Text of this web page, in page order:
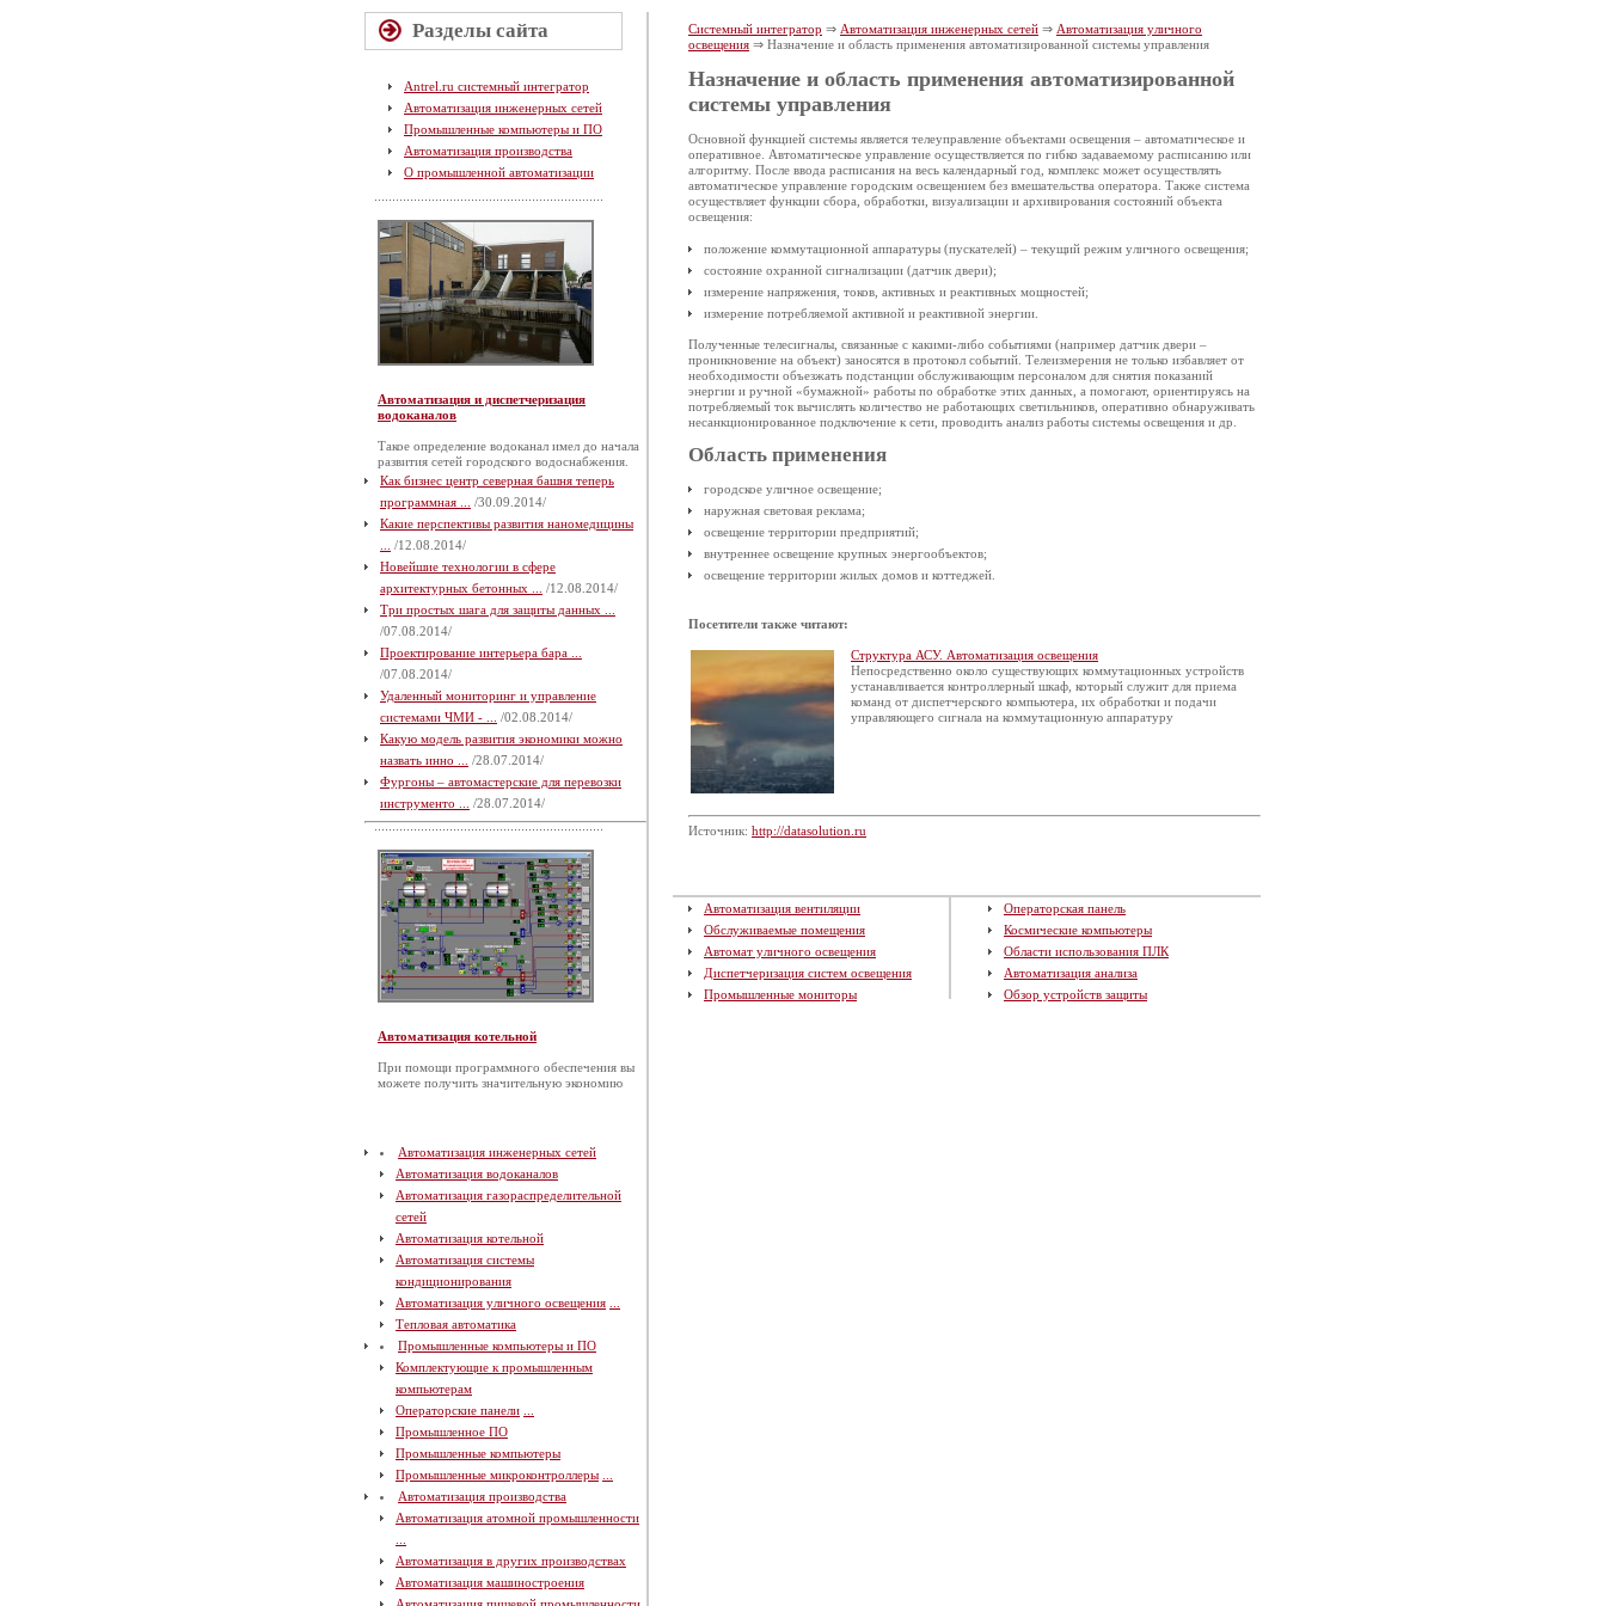
Разделы сайта
Antrel.ru системный интегратор
Автоматизация инженерных сетей
Промышленные компьютеры и ПО
Автоматизация производства
О промышленной автоматизации
Автоматизация и диспетчеризация
водоканалов
Такое определение водоканал имел до начала
развития сетей городского водоснабжения.
Как бизнес центр северная башня теперь
программная ...
/30.09.2014/
Какие перспективы развития наномедицины
/12.08.2014/
Новейшие технологии в сфере
архитектурных бетонных ...
/12.08.2014/
Три простых шага для защиты данных ...
/07.08.2014/
Проектирование интерьера бара ...
/07.08.2014/
Удаленный мониторинг и управление
системами ЧМИ - ...
/02.08.2014/
Какую модель развития экономики можно
назвать инно ...
/28.07.2014/
Фургоны – автомастерские для перевозки
инструменто ...
/28.07.2014/
Автоматизация котельной
При помощи программного обеспечения вы
можете получить значительную экономию
Автоматизация инженерных сетей
Автоматизация водоканалов
Автоматизация газораспределительной
сетей
Автоматизация котельной
Автоматизация системы
кондиционирования
Автоматизация уличного освещения
Тепловая автоматика
Промышленные компьютеры и ПО
Комплектующие к промышленным
компьютерам
Операторские панели
Промышленное ПО
Промышленные компьютеры
Промышленные микроконтроллеры
Автоматизация производства
Автоматизация атомной промышленности
Автоматизация в других производствах
Автоматизация машиностроения
Системный интегратор ⇒ Автоматизация инженерных сетей ⇒ Автоматизация уличного
освещения ⇒ Назначение и область применения автоматизированной системы управления
Назначение и область применения автоматизированной
системы управления
Основной функцией системы является телеуправление объектами освещения – автоматическое и
оперативное. Автоматическое управление осуществляется по гибко задаваемому расписанию или
алгоритму. После ввода расписания на весь календарный год, комплекс может осуществлять
автоматическое управление городским освещением без вмешательства оператора. Также система
осуществляет функции сбора, обработки, визуализации и архивирования состояний объекта
освещения:
положение коммутационной аппаратуры (пускателей) – текущий режим уличного освещения;
состояние охранной сигнализации (датчик двери);
измерение напряжения, токов, активных и реактивных мощностей;
измерение потребляемой активной и реактивной энергии.
Полученные телесигналы, связанные с какими-либо событиями (например датчик двери –
проникновение на объект) заносятся в протокол событий. Телеизмерения не только избавляет от
необходимости объезжать подстанции обслуживающим персоналом для снятия показаний
энергии и ручной «бумажной» работы по обработке этих данных, а помогают, ориентируясь на
потребляемый ток вычислять количество не работающих светильников, оперативно обнаруживать
несанкционированное подключение к сети, проводить анализ работы системы освещения и др.
Область применения
городское уличное освещение;
наружная световая реклама;
освещение территории предприятий;
внутреннее освещение крупных энергообъектов;
освещение территории жилых домов и коттеджей.
Посетители также читают:
Структура АСУ. Автоматизация освещения
Непосредственно около существующих коммутационных устройств
устанавливается контроллерный шкаф, который служит для приема
команд от диспетчерского компьютера, их обработки и подачи
управляющего сигнала на коммутационную аппаратуру
Источник: http://datasolution.ru
Автоматизация вентиляции
Обслуживаемые помещения
Автомат уличного освещения
Диспетчеризация систем освещения
Промышленные мониторы
Операторская панель
Космические компьютеры
Области использования ПЛК
Автоматизация анализа
Обзор устройств защиты